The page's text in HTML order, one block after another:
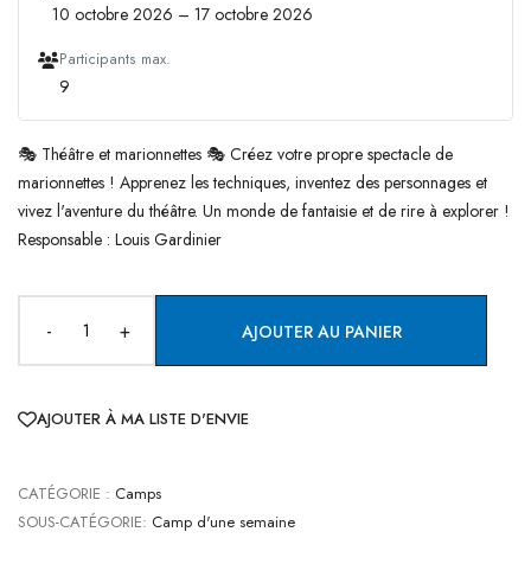
10 octobre 2026 – 17 octobre 2026
Participants max.
9
🎭 Théâtre et marionnettes 🎭 Créez votre propre spectacle de
marionnettes ! Apprenez les techniques, inventez des personnages et
vivez l'aventure du théâtre. Un monde de fantaisie et de rire à explorer !
Responsable : Louis Gardinier
- + AJOUTER AU PANIER
AJOUTER À MA LISTE D'ENVIE
CATÉGORIE : Camps
SOUS-CATÉGORIE: Camp d'une semaine